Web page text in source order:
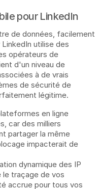
pour LinkedIn
de données, facilement
utilise des
opérateurs de
d'un niveau de
à de vrais
de sécurité de
légitime.
en ligne
car des milliers
partager la même
impacterait de
dynamique des IP
le traçage de vos
accrue pour tous vos